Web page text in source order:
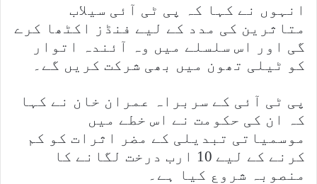
انہوں نے کہا کہ پی ٹی آئی سیلاب
متاثرین کی مدد کے لیے فنڈز اکٹھا کرے
گی اور اس سلسلے میں وہ آئندہ اتوار
کو ٹیلی تھون میں بھی شرکت کریں گے۔
پی ٹی آئی کے سربراہ عمران خان نے کہا
کہ ان کی حکومت نے اس خطے میں
موسمیاتی تبدیلی کے مضر اثرات کو کم
کرنے کے لیے 10 ارب درخت لگانے کا
منصوبہ شروع کیا ہے۔